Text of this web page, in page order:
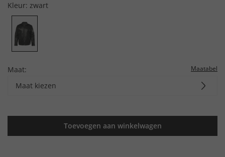
Kleur: zwart
Maat: Maatabel
Maat kiezen
Toevoegen aan winkelwagen